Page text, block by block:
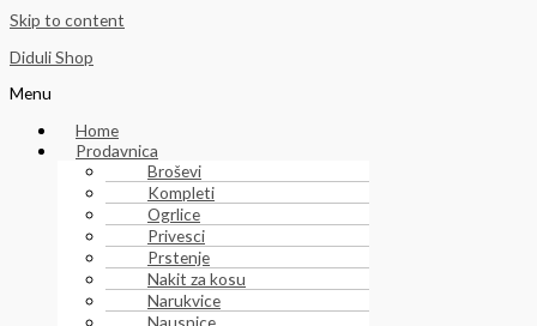
Skip to content
Diduli Shop
Menu
Home
Prodavnica
Broševi
Kompleti
Ogrlice
Privesci
Prstenje
Nakit za kosu
Narukvice
Nausnice